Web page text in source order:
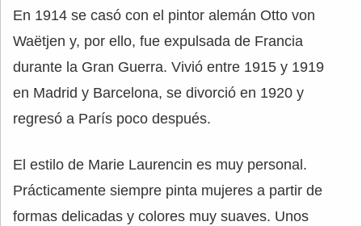
En 1914 se casó con el pintor alemán Otto von
Waëtjen y, por ello, fue expulsada de Francia
durante la Gran Guerra. Vivió entre 1915 y 1919
en Madrid y Barcelona, se divorció en 1920 y
regresó a París poco después.
El estilo de Marie Laurencin es muy personal.
Prácticamente siempre pinta mujeres a partir de
formas delicadas y colores muy suaves. Unos